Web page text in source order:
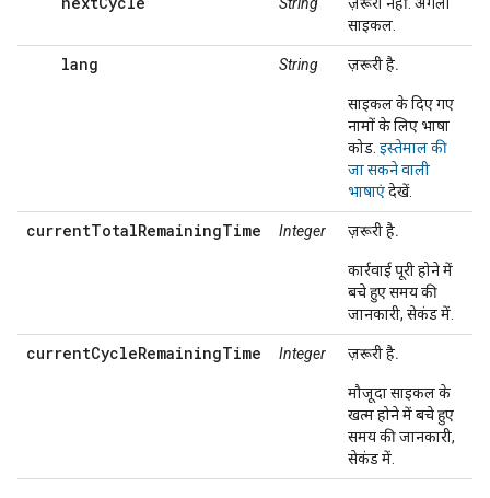
साइकल.
lang String ज़रूरी है.
साइकल के दिए गए
नामों के लिए भाषा
कोड. इस्तेमाल की
जा सकने वाली
भाषाएंदेखें.
currentTotalRemainingTime Integer ज़रूरी है.
कार्रवाई पूरी होने में
बचे हुए समय की
जानकारी, सेकंड में.
currentCycleRemainingTime Integer ज़रूरी है.
मौजूदा साइकल के
खत्म होने में बचे हुए
समय की जानकारी,
सेकंड में.